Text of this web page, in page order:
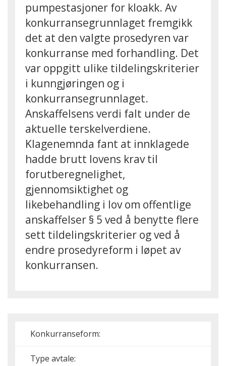
pumpestasjoner for kloakk. Av
konkurransegrunnlaget fremgikk
det at den valgte prosedyren var
konkurranse med forhandling. Det
var oppgitt ulike tildelingskriterier
i kunngjøringen og i
konkurransegrunnlaget.
Anskaffelsens verdi falt under de
aktuelle terskelverdiene.
Klagenemnda fant at innklagede
hadde brutt lovens krav til
forutberegnelighet,
gjennomsiktighet og
likebehandling i lov om offentlige
anskaffelser § 5 ved å benytte flere
sett tildelingskriterier og ved å
endre prosedyreform i løpet av
konkurransen.
Konkurranseform:
Type avtale: